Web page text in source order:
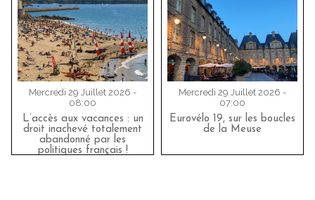
Mercredi 29 Juillet 2026 -
08:00
L’accès aux vacances : un
droit inachevé totalement
abandonné par les
politiques français !
Mercredi 29 Juillet 2026 -
07:00
Eurovélo 19, sur les boucles
de la Meuse